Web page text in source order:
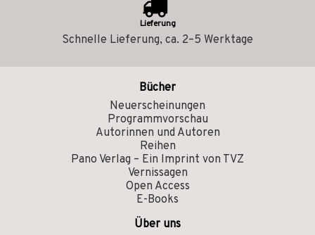
Lieferung
Schnelle Lieferung, ca. 2–5 Werktage
Bücher
Neuerscheinungen
Programmvorschau
Autorinnen und Autoren
Reihen
Pano Verlag – Ein Imprint von TVZ
Vernissagen
Open Access
E-Books
Über uns